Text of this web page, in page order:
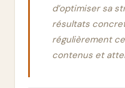
d’optimiser sa
résultats
régulièrement
contenus et